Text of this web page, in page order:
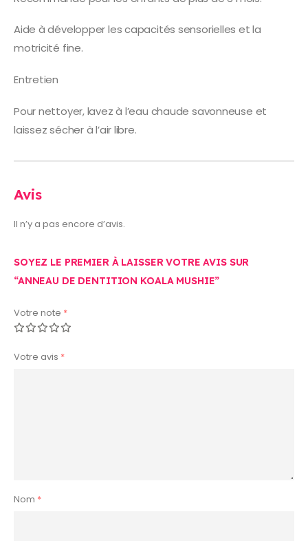
Aide à développer les capacités sensorielles et la
motricité fine.
Entretien
Pour nettoyer, lavez à l’eau chaude savonneuse et
laissez sécher à l’air libre.
Avis
Il n’y a pas encore d’avis.
SOYEZ LE PREMIER À LAISSER VOTRE AVIS SUR
“ANNEAU DE DENTITION KOALA MUSHIE”
Votre note *
Votre avis *
Nom *